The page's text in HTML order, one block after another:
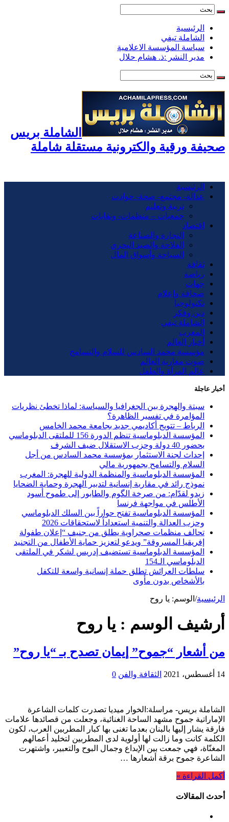
الرئيسية
الشاملة تيفي
سياسة المؤسسة الاعلامية
مدير النشر :ذ. هشام حلال
الشاملة بريس
صحيفة ورقية والكترونية مستقلة شاملة
الرئيسية
عدالة- مجتمع- صحة- حوادت
تربية وتعليم
جمعيات – منظمات- ونقابات
اقتصاد
التجارة والصناعة
الفلاحة والصيد البحري
السياحة وأسواق المال
ثقافة
رياضة
جهات
صحافة وإعلام
تكنولوجيا
دين وفكر
الشاملة تيفي
المغرب
أخبار العالم
مؤسسة محمد السادس للسلام والتسامح
صوت مغاربة العالم
عالم المرأة والطفل
أخبار عاجلة
سبتة والهجرة بين الجغرافيا والسياسة: لماذا تخطئ نظريات
المؤامرة في تفسير الظاهرة؟
الرباط – تتويج أكاديمي جديد بجامعة محمد الخامس
المؤسسة الدبلوماسية تنظم الدورة 156 للملتقى الدبلوماسي
بحضور 40 دولة وحزب الاستقلال ضيف الشرف
إحداث لجنة الاستثمار بمؤسسة محمد السادس من أجل
السلام والتسامح بجمهورية مالي
المؤسسة الدبلوماسية والمنظمة الدولية للهجرة: المغرب
نموذج رائد في مقاربة إنسانية لتدبير الهجرة وحماية الضحايا
زيدو لقدّام: من صرخة الگوم والطابور إلى طموح أسود
الأطلس في مواجهة فرنسا
المؤسسة الدبلوماسية تفتح حواراً بين السلك الدبلوماسي
وحزب العدالة والتنمية استعداداً لاستحقاقات 2026
تحالف منظمات صحراوية يطلق من جنيف “إعلان طفولة
إفريقيا المسروقة” ويدعو لتعزيز حماية الأطفال من التجنيد
المؤسسة الدبلوماسية تستضيف إدريس لشكر في الملتقى
الدبلوماسي الـ154
سلطات العرائش تطلق حملة إنسانية واسعة للتكفل
بالأشخاص بدون مأوى
الرئيسية/ الوسم: يا روح
أرشيف الوسم : يا روح
من أشعار “جموح” إيمان تصدح بـ “يا روح”
14 أغسطس، 2021 الثقافة والفن 0
الشاملة بريس- مراسلة:الخوار ميديا تصدرت كلمات الشاعرة
الإماراتية جموح مشهد الساحة الغنائية، وجعلت من قصائدها علامات
فارقة يشار إليها بالبنان بعدما تغنى بها كبار المطربين العرب، لكون
الكلمة كانت وما زالت لها أولوية لدى المطربين لتخليد أعمالهم
المغنّاة، فهي جمعت بين الإبداع وجمال البوح والتعبير، واشتهرت
الشاعرة جموح برقة أشعارها …
أكمل القراءة »
أحدث المقالات